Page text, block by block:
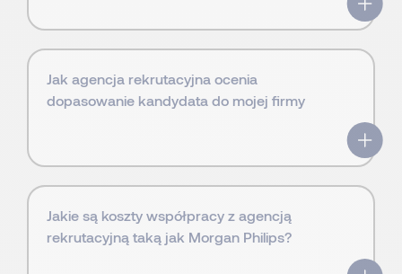
Jak agencja rekrutacyjna ocenia
dopasowanie kandydata do mojej firmy
Jakie są koszty współpracy z agencją
rekrutacyjną taką jak Morgan Philips?